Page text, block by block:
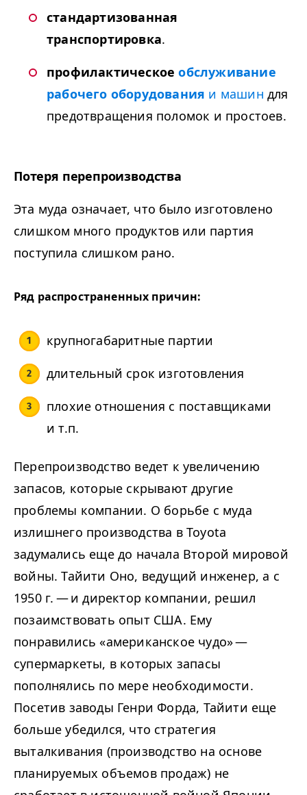
стандартизованная
транспортировка.
профилактическоеобслуживание
рабочего оборудования и машин для
предотвращения поломок и простоев.
Потеря перепроизводства
Эта муда означает, что было изготовлено
слишком много продуктов или партия
поступила слишком рано.
Ряд распространенных причин:
крупногабаритные партии
длительный срок изготовления
плохие отношения с поставщиками
и т.п.
Перепроизводство ведет к увеличению
запасов, которые скрывают другие
проблемы компании. О борьбе с муда
излишнего производства в Toyota
задумались еще до начала Второй мировой
войны. Тайити Оно, ведущий инженер, а с
1950г. — и директор компании, решил
позаимствовать опыт США. Ему
понравились «американское чудо» —
супермаркеты, в которых запасы
пополнялись по мере необходимости.
Посетив заводы Генри Форда, Тайити еще
больше убедился, что стратегия
выталкивания (производство на основе
планируемых объемов продаж) не